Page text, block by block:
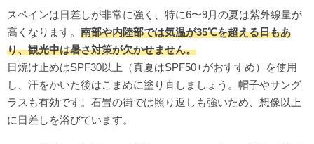
スペインは日差しが非常に強く、特に6〜9月の夏は紫外線量が
高くなります。 南部や内陸部では気温が35℃を超える日もあ
り、観光中は暑さ対策が欠かせません。
日焼け止めはSPF30以上（真夏はSPF50+がおすすめ）を使用
し、汗をかいた後はこまめに塗り直しましょう。帽子やサング
ラスも有効です。石畳の街では照り返しも強いため、想像以上
に日差しを浴びています。